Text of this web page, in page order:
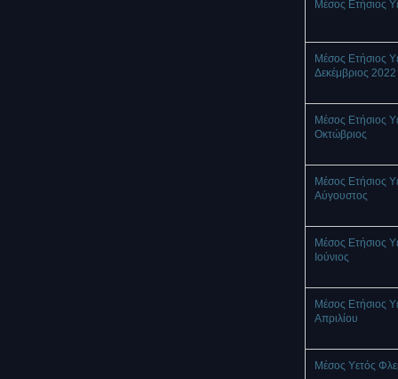
Μέσος Ετήσιος
Μέσος Ετήσιος
Δεκέμβριος 2022
Μέσος Ετήσιος
Οκτώβριος
Μέσος Ετήσιος
Αύγουστος
Μέσος Ετήσιος
Ιούνιος
Μέσος Ετήσιος
Απριλίου
Μέσος Υετός